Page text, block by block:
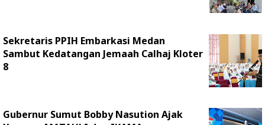
Sekretaris PPIH Embarkasi Medan
Sambut Kedatangan Jemaah Calhaj Kloter
8
Gubernur Sumut Bobby Nasution Ajak